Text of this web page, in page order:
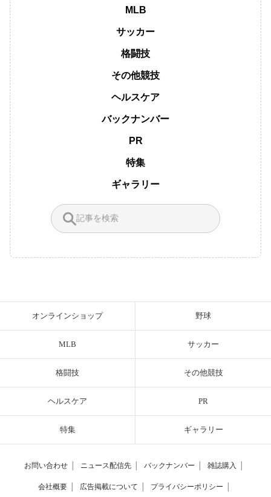
MLB
サッカー
格闘技
その他競技
ヘルスケア
バックナンバー
PR
特集
ギャラリー
オンラインショップ 野球
MLB サッカー
格闘技 その他競技
ヘルスケア PR
特集 ギャラリー
お問い合わせ ニュース配信先 バックナンバー 雑誌購入
会社概要 広告掲載について プライバシーポリシー